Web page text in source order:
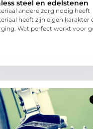
steel en edelstenen
andere zorg nodig heeft
heeft zijn eigen karakter
Wat perfect werkt voor